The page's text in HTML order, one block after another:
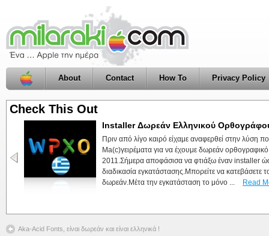
About Contact How To Privacy Policy
Check This Out
Installer Δωρεάν Ελληνικού
Πριν από λίγο καιρό είχαμε αναφερθεί στην λύση
Ma(c)γειρέματα για να έχουμε δωρεάν
2011.Σήμερα αποφάσισα να φτιάξω έναν installer
διαδικασία εγκατάστασης.Μπορείτε να
δωρεάν.Μέτα την εγκατάσταση το μόνο ...
Read
HideUnhide, made by milaraki.com
Εντάξει δεν είναι και τίποτα.Ένα μικρό app
κάνει είναι να τσεκάρει εάν στο σύστημα μας είναι
αλλάξει την κατάσταση αυτή .Δηλαδή εάν δεν είναι
ορατά, τα εξαφανίζει :)Μπορείτε να κατεβάσετε την
Aka-Acid Fonts, είναι δωρεάν και είναι ελληνικά !